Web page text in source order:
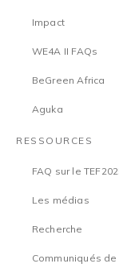
Impact
WE4A II FAQs
BeGreen Africa
Aguka
RESSOURCES
FAQ sur le
Les médias
Recherche
Communiqués